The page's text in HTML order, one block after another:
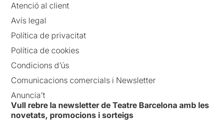
Atenció al client
Avís legal
Política de privacitat
Política de cookies
Condicions d’ús
Comunicacions comercials i Newsletter
Anuncia’t
Vull rebre la newsletter de Teatre Barcelona amb les
novetats, promocions i sorteigs